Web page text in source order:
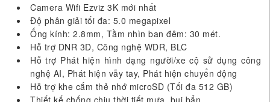
Camera Wifi Ezviz 3K mới nhất
Độ phân giải tối đa: 5.0 megapixel
Ống kính: 2.8mm, Tầm nhìn ban đêm: 30 mét.
Hỗ trợ DNR 3D, Công nghệ WDR, BLC
Hỗ trợ Phát hiện hình dạng người/xe cộ sử dụng công
nghệ AI, Phát hiện vẫy tay, Phát hiện chuyển động
Hỗ trợ khe cắm thẻ nhớ microSD (Tối đa 512 GB)
Thiết kế chống chịu thời tiết mưa, bụi bẩn.